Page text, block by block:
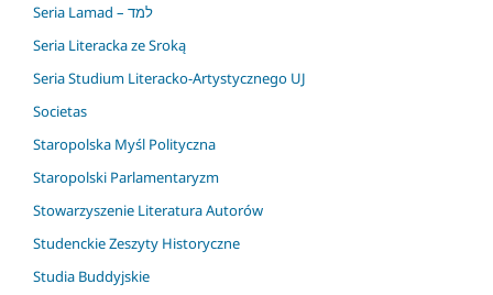
Seria Lamad – למד
Seria Literacka ze Sroką
Seria Studium Literacko-Artystycznego UJ
Societas
Staropolska Myśl Polityczna
Staropolski Parlamentaryzm
Stowarzyszenie Literatura Autorów
Studenckie Zeszyty Historyczne
Studia Buddyjskie